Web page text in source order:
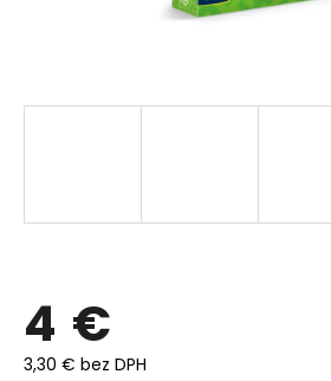
4 €
3,30 € bez DPH